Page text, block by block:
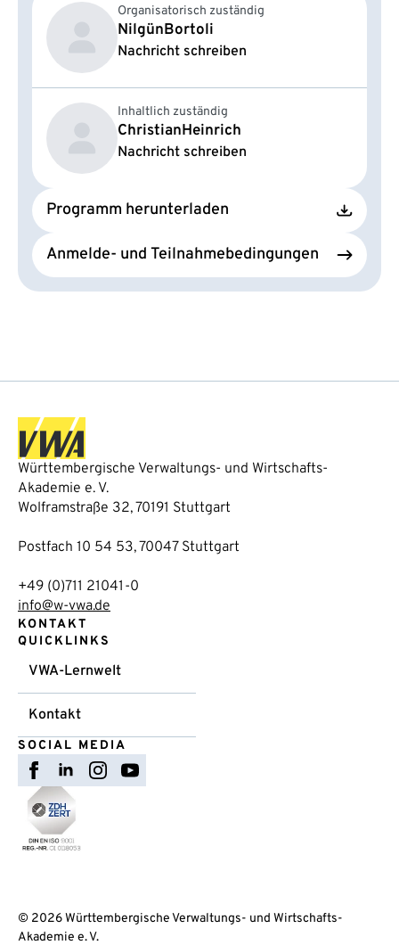
Organisatorisch zuständig
NilgünBortoli
Nachricht schreiben
Inhaltlich zuständig
ChristianHeinrich
Nachricht schreiben
Programm herunterladen
Anmelde- und Teilnahmebedingungen
Württembergische Verwaltungs- und Wirtschafts-
Akademie e. V.
Wolframstraße 32, 70191 Stuttgart
Postfach 10 54 53, 70047 Stuttgart
+49 (0)711 21041-0
info@w-vwa.de
KONTAKT
QUICKLINKS
VWA-Lernwelt
Kontakt
SOCIAL MEDIA
© 2026 Württembergische Verwaltungs- und Wirtschafts-
Akademie e. V.